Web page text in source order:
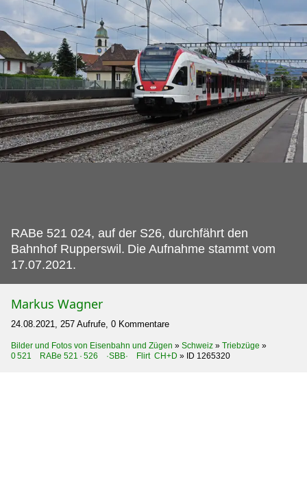
RABe 521 024, auf der S26, durchfährt den
Bahnhof Rupperswil. Die Aufnahme stammt vom
17.07.2021.
Markus Wagner
24.08.2021, 257 Aufrufe, 0 Kommentare
Bilder und Fotos von Eisenbahn und Zügen » Schweiz » Triebzüge »
0 521 RABe 521 · 526 ·SBB· Flirt CH+D » ID 1265320